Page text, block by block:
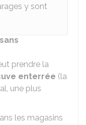
y sont
prendre la
enterrée (la
une plus
les magasins